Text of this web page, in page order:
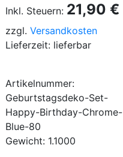
Inkl. Steuern: 21,90 €
zzgl. Versandkosten
Lieferzeit: lieferbar
Artikelnummer:
Geburtstagsdeko-Set-
Happy-Birthday-Chrome-
Blue-80
Gewicht: 1.1000